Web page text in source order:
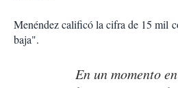
Menéndez calificó la cifra de 15 mil
baja".
En un momento